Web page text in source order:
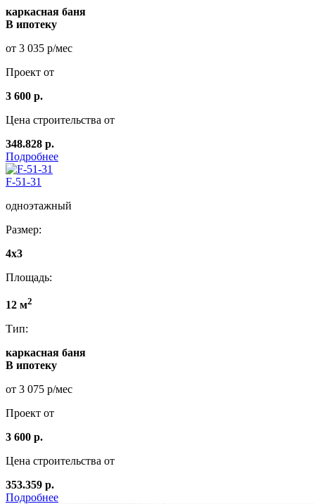
каркасная баня
В ипотеку
от 3 035 р/мес
Проект от
3 600 р.
Цена строительства от
348.828 р.
Подробнее
F-51-31
одноэтажный
Размер:
4x3
Площадь:
12 м2
Тип:
каркасная баня
В ипотеку
от 3 075 р/мес
Проект от
3 600 р.
Цена строительства от
353.359 р.
Подробнее